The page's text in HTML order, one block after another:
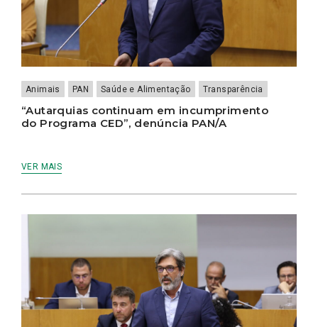
Animais PAN Saúde e Alimentação Transparência
“Autarquias continuam em incumprimento
do Programa CED”, denúncia PAN/A
VER MAIS